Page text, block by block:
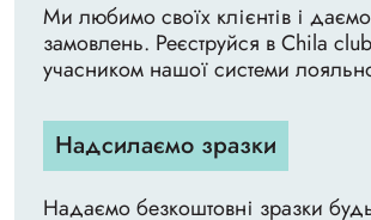
Ми любимо своїх клієнтів і
замовлень. Реєструйся в Chila
учасником нашої системи
Надсилаємо зразки
Надаємо безкоштовні зразки